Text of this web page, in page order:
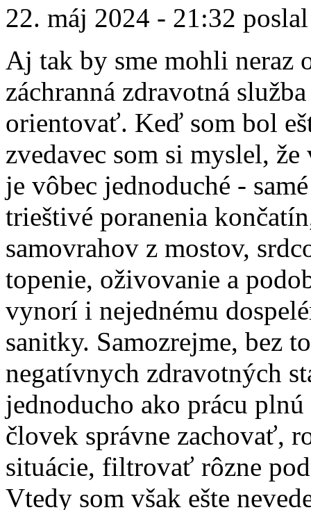
22. máj 2024 - 21:32
Aj tak by sme mohli neraz
záchranná zdravotná
orientovať. Keď som bol
zvedavec som si myslel,
je vôbec jednoduché -
trieštivé poranenia
samovrahov z mostov,
topenie, oživovanie a
vynorí i nejednému
sanitky. Samozrejme, bez
negatívnych zdravotných
jednoducho ako prácu
človek správne zachovať,
situácie, filtrovať rôzne
Vtedy som však ešte